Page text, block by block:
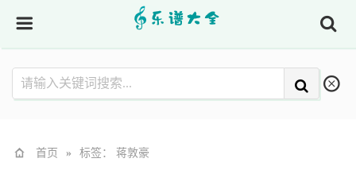
首页 » 标签： 蒋敦豪